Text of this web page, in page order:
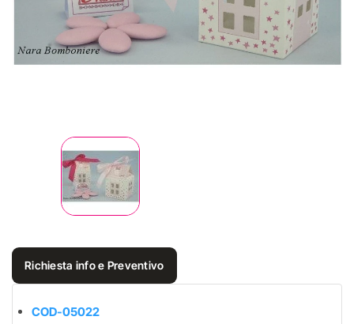
Richiesta info e Preventivo
COD-05022